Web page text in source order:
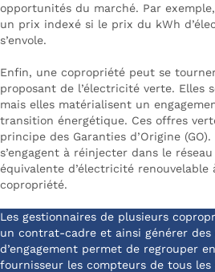
opportunités du marché. Par
un prix indexé si le prix du kWh
s’envole.
Enfin, une copropriété peut se
proposant de l’électricité verte. Elles
mais elles matérialisent un
transition énergétique. Ces offres
principe des Garanties d’Origine
s’engagent à réinjecter dans le
équivalente d’électricité renouvelable
copropriété.
Les gestionnaires de plusieurs
un contrat-cadre et ainsi générer des
d’engagement permet de regrouper
fournisseur les compteurs de tous